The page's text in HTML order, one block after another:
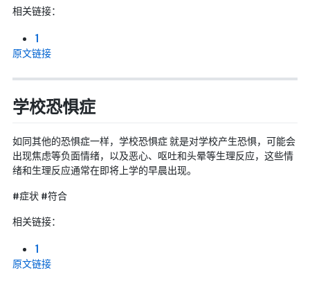
相关链接：
1
原文链接
学校恐惧症
如同其他的恐惧症一样，学校恐惧症 就是对学校产生恐惧，可能会
出现焦虑等负面情绪，以及恶心、呕吐和头晕等生理反应，这些情
绪和生理反应通常在即将上学的早晨出现。
#症状 #符合
相关链接：
1
原文链接